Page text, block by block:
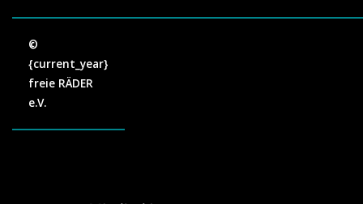
©
{current_year}
freie RÄDER
e.V.